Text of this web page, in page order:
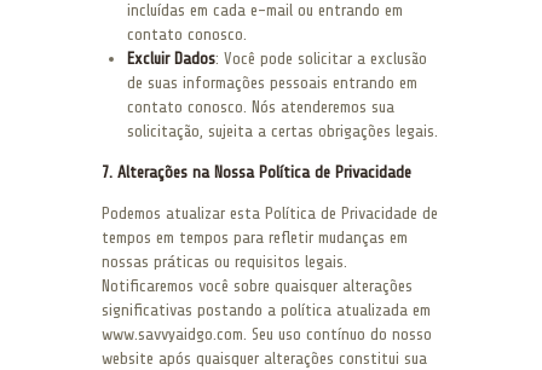
incluídas em cada e-mail ou entrando em
contato conosco.
Excluir Dados: Você pode solicitar a exclusão
de suas informações pessoais entrando em
contato conosco. Nós atenderemos sua
solicitação, sujeita a certas obrigações legais.
7. Alterações na Nossa Política de Privacidade
Podemos atualizar esta Política de Privacidade de
tempos em tempos para refletir mudanças em
nossas práticas ou requisitos legais.
Notificaremos você sobre quaisquer alterações
significativas postando a política atualizada em
www.savvyaidgo.com. Seu uso contínuo do nosso
website após quaisquer alterações constitui sua